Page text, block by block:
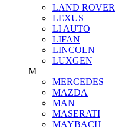
LAND ROVER
LEXUS
LI AUTO
LIFAN
LINCOLN
LUXGEN
M
MERCEDES
MAZDA
MAN
MASERATI
MAYBACH